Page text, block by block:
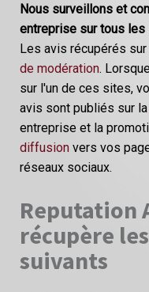
Nous surveillons et
entreprise sur tous
Les avis récupérés
de modération.
sur l'un de ces sites,
avis sont publiés sur la
entreprise et la
diffusion vers vos
réseaux sociaux.
Reputation
récupère
suivants